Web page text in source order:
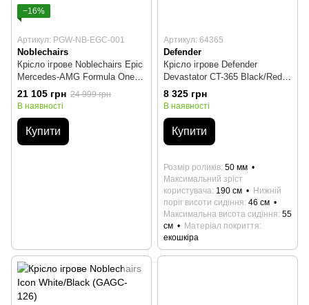
−16%
Артикул: PGW-NB-EGC-001
Noblechairs
Крісло ігрове Noblechairs Epic
Mercedes-AMG Formula One
(PGW-NB-EGC-001)
21 105 грн 24 999 грн
В наявності
Купити
Артикул: 64365
Defender
Крісло ігрове Defender
Devastator CT-365 Black/Red
(64365)
8 325 грн
В наявності
Купити
Розмір роликів 50 мм
Максимальний зріст
користувача 190 см
Нижній
поріг висоти сидіння 46 см
Максимальна висота сидіння 55
см
Матеріал покриття
екошкіра